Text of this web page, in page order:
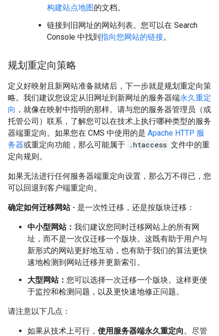
构建站点地图的文档。
链接到旧网址的网站列表。您可以在 Search
Console 中找到指向您网站的链接。
规划重定向策略
定义好映射且新网站准备就绪后，下一步就是规划重定向策
略。我们建议您设定从旧网址到新网址的服务器端永久重定
向 ，就像在映射中指明的那样。请与您的服务器管理员（或
托管公司）联系，了解您可以在技术上执行哪种类型的服务
器端重定向。如果您在 CMS 中使用的是 Apache HTTP 服
务器或重定向功能，那么可能属于 .htaccess 文件中的重
定向规则。
如果无法进行任何服务器端重定向设置，那么万不得已，您
可以回退到客户端重定向。
确定如何迁移网站- 是一次性迁移，还是按版块迁移：
中小型网站： 我们建议您同时迁移网站上的所有网
址，而不是一次仅迁移一个版块。这既有助于用户与
新形式的网站更好地互动，也有助于我们的算法更快
速地检测到网站迁移并更新索引。
大型网站： 您可以选择一次迁移一个版块。这样更便
于监控和检测问题，以及更快速地修正问题。
请注意以下几点：
如果从技术上可行， 使用服务器端永久重定向。尽管